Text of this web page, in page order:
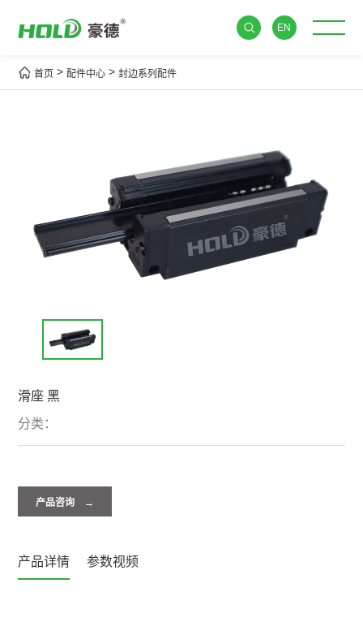
EN
首页 >配件中心 >封边系列配件
滑座 黑
分类：
产品咨询 →
产品详情 参数视频